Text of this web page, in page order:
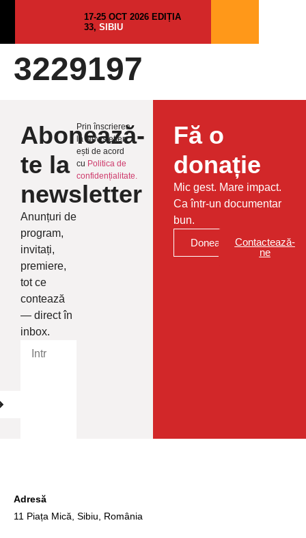
17-25 OCT 2026 EDIȚIA
33, SIBIU
3229197
Abonează-
te la
newsletter
Anunțuri de
program,
invitați,
premiere,
tot ce
contează
— direct în
inbox.
Prin înscrierea
la Newsletter
ești de acord
cu Politica de
confidențialitate.
Fă o
donație
Mic gest. Mare impact.
Ca într-un documentar
bun.
Donează
Contactează-
ne
Adresă
11 Piața Mică, Sibiu, România